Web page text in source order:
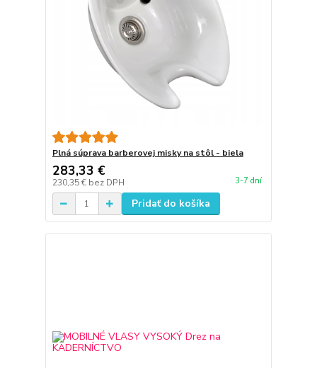
Plná súprava barberovej misky na stôl - biela
283,33 €
230,35 € bez DPH 3-7 dní
Pridať do košíka